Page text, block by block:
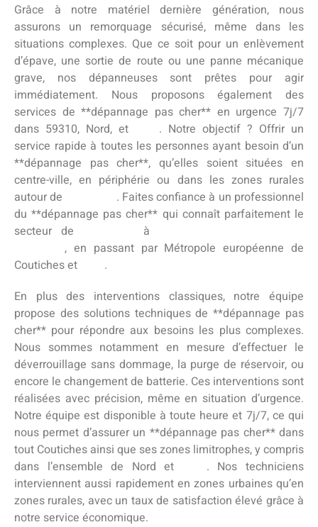
Grâce à notre matériel dernière génération, nous
assurons un remorquage sécurisé, même dans les
situations complexes. Que ce soit pour un enlèvement
d’épave, une sortie de route ou une panne mécanique
grave, nos dépanneuses sont prêtes pour agir
immédiatement. Nous proposons également des
services de **dépannage pas cher** en urgence 7j/7
dans 59310, Nord, et
. Notre objectif ? Offrir un
service rapide à toutes les personnes ayant besoin d’un
**dépannage pas cher**, qu’elles soient situées en
centre-ville, en périphérie ou dans les zones rurales
autour de
. Faites confiance à un professionnel
du **dépannage pas cher** qui connaît parfaitement le
secteur de
à
, en passant par Métropole européenne de
Coutiches et
.
En plus des interventions classiques, notre équipe
propose des solutions techniques de **dépannage pas
cher** pour répondre aux besoins les plus complexes.
Nous sommes notamment en mesure d’effectuer le
déverrouillage sans dommage, la purge de réservoir, ou
encore le changement de batterie. Ces interventions sont
réalisées avec précision, même en situation d’urgence.
Notre équipe est disponible à toute heure et 7j/7, ce qui
nous permet d’assurer un **dépannage pas cher** dans
tout Coutiches ainsi que ses zones limitrophes, y compris
dans l’ensemble de Nord et
. Nos techniciens
interviennent aussi rapidement en zones urbaines qu’en
zones rurales, avec un taux de satisfaction élevé grâce à
notre service économique.